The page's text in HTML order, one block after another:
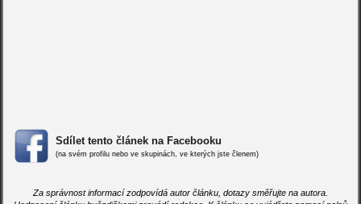
Sdílet tento článek na Facebooku
(na svém profilu nebo ve skupinách, ve kterých jste členem)
Za správnost informací zodpovídá autor článku, dotazy směřujte na autora.